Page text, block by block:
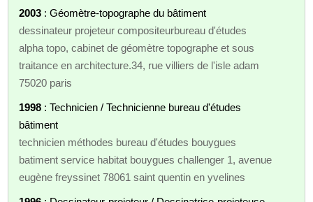
2003 : Géomètre-topographe du bâtiment
dessinateur projeteur compositeurbureau d'études
alpha topo, cabinet de géomètre topographe et sous
traitance en architecture.34, rue villiers de l'isle adam
75020 paris
1998 : Technicien / Technicienne bureau d'études
bâtiment
technicien méthodes bureau d'études bouygues
batiment service habitat bouygues challenger 1, avenue
eugène freyssinet 78061 saint quentin en yvelines